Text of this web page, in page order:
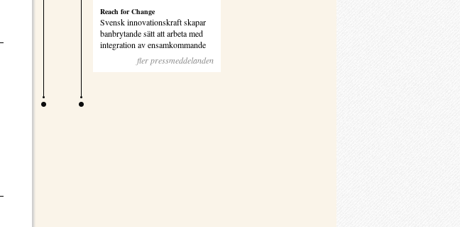
Reach for Change
Svensk innovationskraft skapar
banbrytande sätt att arbeta med
integration av ensamkommande
fler pressmeddelanden